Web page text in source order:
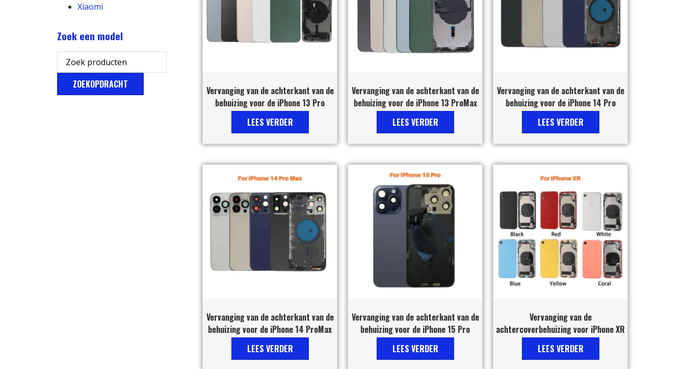
Xiaomi
Zoek een model
ZOEKOPDRACHT
Vervanging van de achterkant van de
behuizing voor de iPhone 13 Pro
LEES VERDER
Vervanging van de achterkant van de
behuizing voor de iPhone 13 ProMax
LEES VERDER
Vervanging van de achterkant van de
behuizing voor de iPhone 14 Pro
LEES VERDER
Vervanging van de achterkant van de
behuizing voor de iPhone 14 ProMax
LEES VERDER
Vervanging van de achterkant van de
behuizing voor de iPhone 15 Pro
LEES VERDER
Vervanging van de
achtercoverbehuizing voor iPhone XR
LEES VERDER